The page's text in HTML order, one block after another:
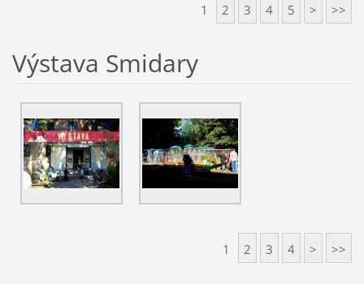
1 2 3 4 5 > >>
Výstava Smidary
1 2 3 4 > >>